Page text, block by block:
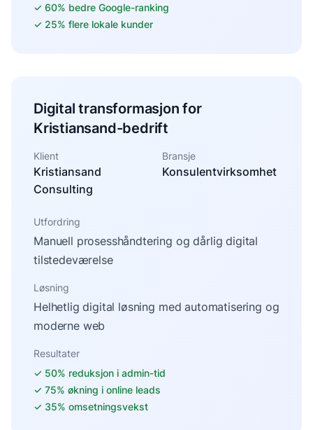
✓ 60% bedre Google-ranking
✓ 25% flere lokale kunder
Digital transformasjon for
Kristiansand-bedrift
Klient
Kristiansand
Consulting
Bransje
Konsulentvirksomhet
Utfordring
Manuell prosesshåndtering og dårlig digital
tilstedeværelse
Løsning
Helhetlig digital løsning med automatisering og
moderne web
Resultater
✓ 50% reduksjon i admin-tid
✓ 75% økning i online leads
✓ 35% omsetningsvekst